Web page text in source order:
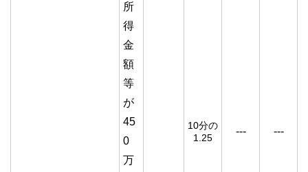
所
得
金
額
等
が
45
0
万
10分の
1.25
--- ---